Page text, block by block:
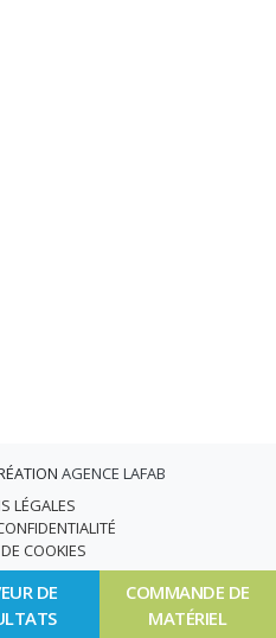
DE
COMMANDE DE
MATÉRIEL
AGENCE LAFAB
LÉGALES
COOKIES